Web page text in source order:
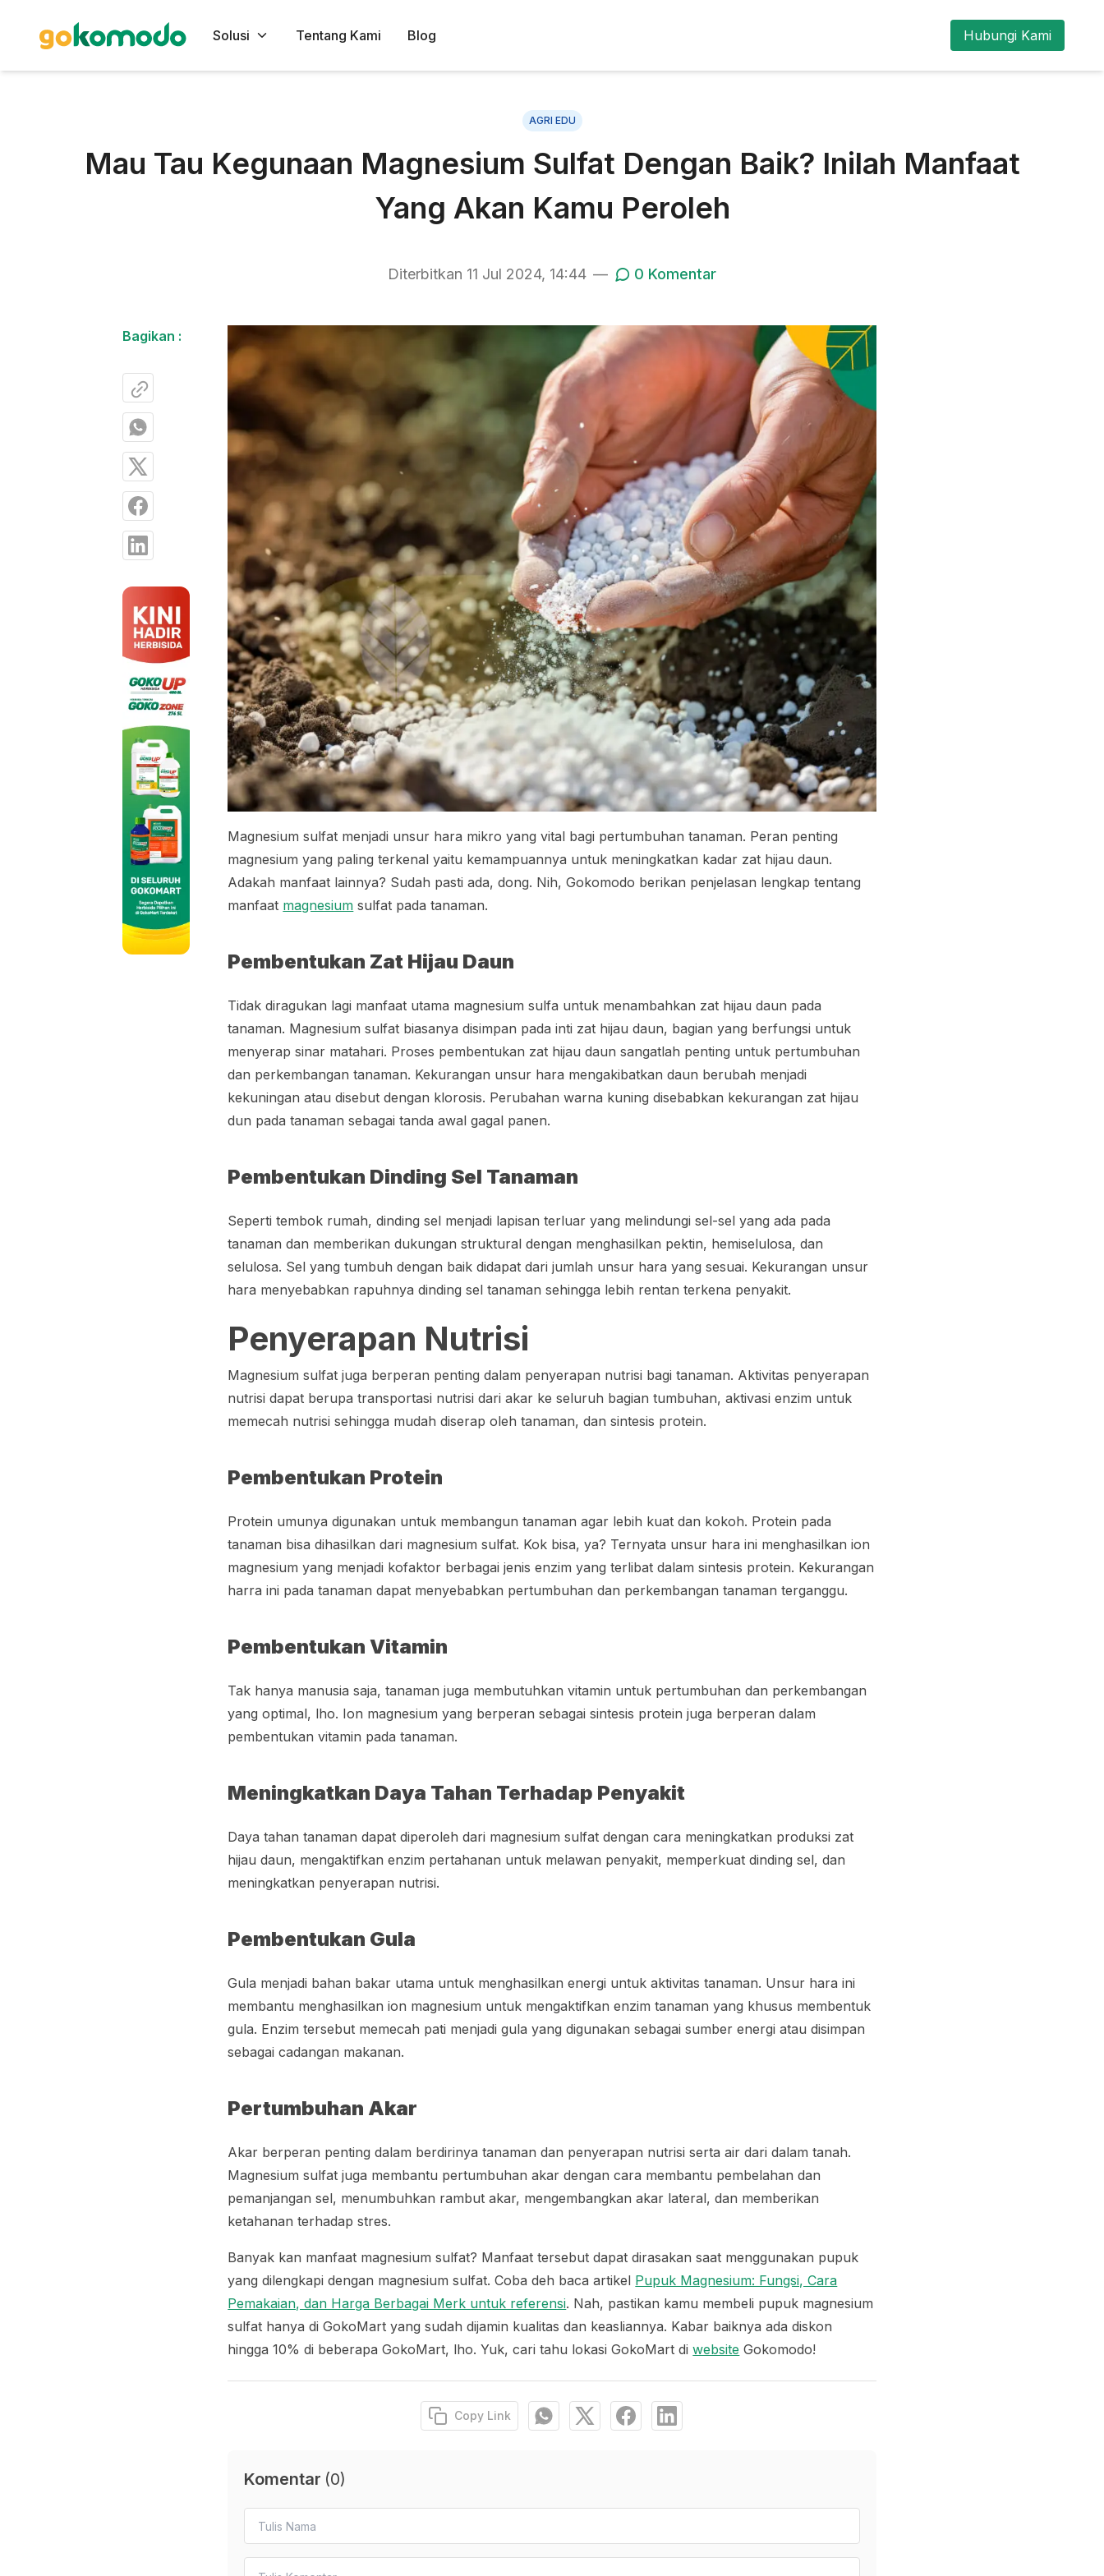
Solusi Tentang Kami Blog Hubungi Kami
AGRI EDU
Mau Tau Kegunaan Magnesium Sulfat Dengan Baik? Inilah Manfaat
Yang Akan Kamu Peroleh
Diterbitkan 11 Jul 2024, 14:44 — 0 Komentar
Bagikan :
Magnesium sulfat menjadi unsur hara mikro yang vital bagi pertumbuhan tanaman. Peran penting
magnesium yang paling terkenal yaitu kemampuannya untuk meningkatkan kadar zat hijau daun.
Adakah manfaat lainnya? Sudah pasti ada, dong. Nih, Gokomodo berikan penjelasan lengkap tentang
manfaat magnesium sulfat pada tanaman.
Pembentukan Zat Hijau Daun
Tidak diragukan lagi manfaat utama magnesium sulfa untuk menambahkan zat hijau daun pada
tanaman. Magnesium sulfat biasanya disimpan pada inti zat hijau daun, bagian yang berfungsi untuk
menyerap sinar matahari. Proses pembentukan zat hijau daun sangatlah penting untuk pertumbuhan
dan perkembangan tanaman. Kekurangan unsur hara mengakibatkan daun berubah menjadi
kekuningan atau disebut dengan klorosis. Perubahan warna kuning disebabkan kekurangan zat hijau
dun pada tanaman sebagai tanda awal gagal panen.
Pembentukan Dinding Sel Tanaman
Seperti tembok rumah, dinding sel menjadi lapisan terluar yang melindungi sel-sel yang ada pada
tanaman dan memberikan dukungan struktural dengan menghasilkan pektin, hemiselulosa, dan
selulosa. Sel yang tumbuh dengan baik didapat dari jumlah unsur hara yang sesuai. Kekurangan unsur
hara menyebabkan rapuhnya dinding sel tanaman sehingga lebih rentan terkena penyakit.
Penyerapan Nutrisi
Magnesium sulfat juga berperan penting dalam penyerapan nutrisi bagi tanaman. Aktivitas penyerapan
nutrisi dapat berupa transportasi nutrisi dari akar ke seluruh bagian tumbuhan, aktivasi enzim untuk
memecah nutrisi sehingga mudah diserap oleh tanaman, dan sintesis protein.
Pembentukan Protein
Protein umunya digunakan untuk membangun tanaman agar lebih kuat dan kokoh. Protein pada
tanaman bisa dihasilkan dari magnesium sulfat. Kok bisa, ya? Ternyata unsur hara ini menghasilkan ion
magnesium yang menjadi kofaktor berbagai jenis enzim yang terlibat dalam sintesis protein. Kekurangan
harra ini pada tanaman dapat menyebabkan pertumbuhan dan perkembangan tanaman terganggu.
Pembentukan Vitamin
Tak hanya manusia saja, tanaman juga membutuhkan vitamin untuk pertumbuhan dan perkembangan
yang optimal, lho. Ion magnesium yang berperan sebagai sintesis protein juga berperan dalam
pembentukan vitamin pada tanaman.
Meningkatkan Daya Tahan Terhadap Penyakit
Daya tahan tanaman dapat diperoleh dari magnesium sulfat dengan cara meningkatkan produksi zat
hijau daun, mengaktifkan enzim pertahanan untuk melawan penyakit, memperkuat dinding sel, dan
meningkatkan penyerapan nutrisi.
Pembentukan Gula
Gula menjadi bahan bakar utama untuk menghasilkan energi untuk aktivitas tanaman. Unsur hara ini
membantu menghasilkan ion magnesium untuk mengaktifkan enzim tanaman yang khusus membentuk
gula. Enzim tersebut memecah pati menjadi gula yang digunakan sebagai sumber energi atau disimpan
sebagai cadangan makanan.
Pertumbuhan Akar
Akar berperan penting dalam berdirinya tanaman dan penyerapan nutrisi serta air dari dalam tanah.
Magnesium sulfat juga membantu pertumbuhan akar dengan cara membantu pembelahan dan
pemanjangan sel, menumbuhkan rambut akar, mengembangkan akar lateral, dan memberikan
ketahanan terhadap stres.
Banyak kan manfaat magnesium sulfat? Manfaat tersebut dapat dirasakan saat menggunakan pupuk
yang dilengkapi dengan magnesium sulfat. Coba deh baca artikel Pupuk Magnesium: Fungsi, Cara
Pemakaian, dan Harga Berbagai Merk untuk referensi. Nah, pastikan kamu membeli pupuk magnesium
sulfat hanya di GokoMart yang sudah dijamin kualitas dan keasliannya. Kabar baiknya ada diskon
hingga 10% di beberapa GokoMart, lho. Yuk, cari tahu lokasi GokoMart diwebsite Gokomodo!
Copy Link
Komentar (0)